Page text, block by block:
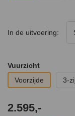
In de uitvoering:
Vuurzicht
Voorzijde
3-
2.595,-